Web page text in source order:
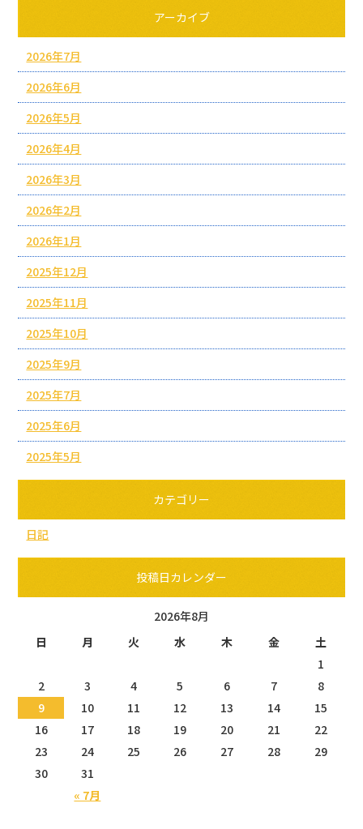
アーカイブ
2026年7月
2026年6月
2026年5月
2026年4月
2026年3月
2026年2月
2026年1月
2025年12月
2025年11月
2025年10月
2025年9月
2025年7月
2025年6月
2025年5月
カテゴリー
日記
投稿日カレンダー
2026年8月
日
月 火 水 木 金 土
« 7月
1
2
3 4 5 6 7
8
9
10 11 12 13 14
15
16
17 18 19 20 21
22
23
24 25 26 27 28
29
30
31